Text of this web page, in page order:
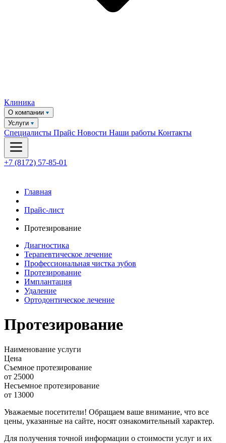
Клиника
О компании
Услуги
Специалисты Прайс Новости Наши работы Контакты
+7 (8172) 57-85-01
Главная
Прайс-лист
Протезирование
Диагностика
Терапевтическое лечение
Профессиональная чистка зубов
Протезирование
Имплантация
Удаление
Ортодонтическое лечение
Протезирование
Наименование услуги
Цена
Съемное протезирование
от 25000
Несъемное протезирование
от 13000
Уважаемые посетители! Обращаем ваше внимание, что все
цены, указанные на сайте, носят ознакомительный характер.
Для получения точной информации о стоимости услуг и их